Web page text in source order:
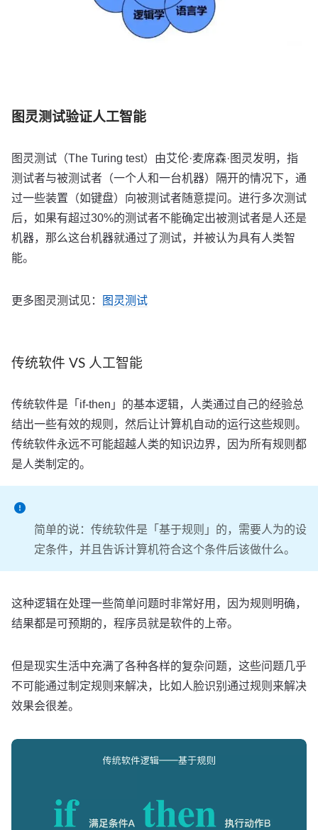
图灵测试验证人工智能
图灵测试（The Turing test）由艾伦·麦席森·图灵发明，指
测试者与被测试者（一个人和一台机器）隔开的情况下，通
过一些装置（如键盘）向被测试者随意提问。进行多次测试
后，如果有超过30%的测试者不能确定出被测试者是人还是
机器，那么这台机器就通过了测试，并被认为具有人类智
能。
更多图灵测试见： 图灵测试
传统软件 VS 人工智能
传统软件是「if-then」的基本逻辑，人类通过自己的经验总
结出一些有效的规则，然后让计算机自动的运行这些规则。
传统软件永远不可能超越人类的知识边界，因为所有规则都
是人类制定的。
简单的说：传统软件是「基于规则」的，需要人为的设
定条件，并且告诉计算机符合这个条件后该做什么。
这种逻辑在处理一些简单问题时非常好用，因为规则明确，
结果都是可预期的，程序员就是软件的上帝。
但是现实生活中充满了各种各样的复杂问题，这些问题几乎
不可能通过制定规则来解决，比如人脸识别通过规则来解决
效果会很差。